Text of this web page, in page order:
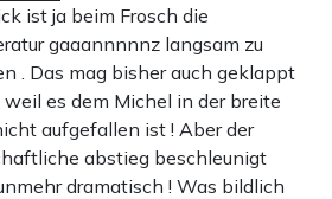
ist ja beim Frosch die
gaaannnnnz langsam zu
. Das mag bisher auch geklappt
es dem Michel in der breite
aufgefallen ist ! Aber der
abstieg beschleunigt
dramatisch ! Was bildlich